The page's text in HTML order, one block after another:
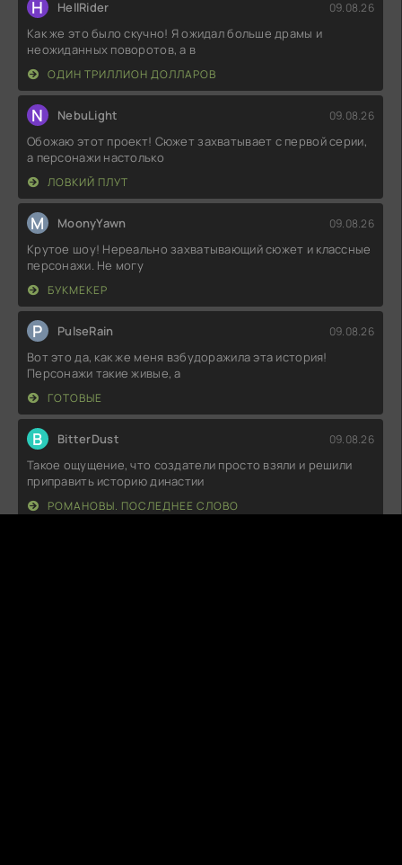
H HellRider 09.08.26
Как же это было скучно! Я ожидал больше драмы и
неожиданных поворотов, а в
ОДИН ТРИЛЛИОН ДОЛЛАРОВ
N NebuLight 09.08.26
Обожаю этот проект! Сюжет захватывает с первой серии,
а персонажи настолько
ЛОВКИЙ ПЛУТ
M MoonyYawn 09.08.26
Крутое шоу! Нереально захватывающий сюжет и классные
персонажи. Не могу
БУКМЕКЕР
P PulseRain 09.08.26
Вот это да, как же меня взбудоражила эта история!
Персонажи такие живые, а
ГОТОВЫЕ
B BitterDust 09.08.26
Такое ощущение, что создатели просто взяли и решили
приправить историю династии
РОМАНОВЫ. ПОСЛЕДНЕЕ СЛОВО